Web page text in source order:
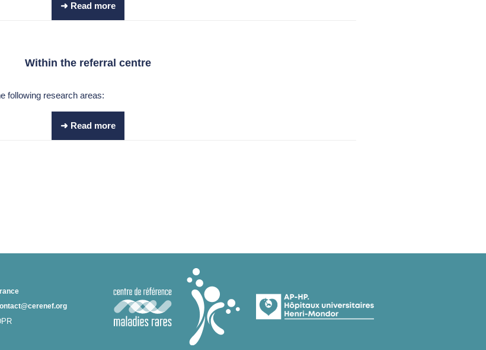
➜ Read more
Within the referral centre
following research areas:
➜ Read more